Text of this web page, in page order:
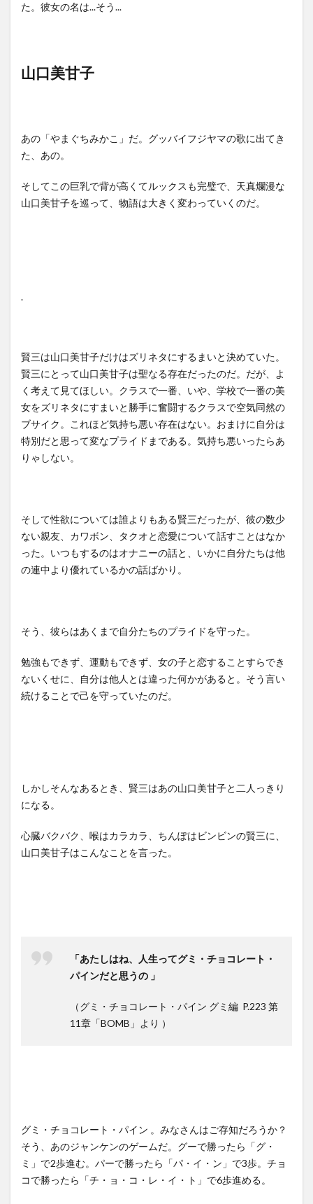
た。彼女の名は...そう...
山口美甘子
あの「やまぐちみかこ」だ。グッバイフジヤマの歌に出てき
た、あの。
そしてこの巨乳で背が高くてルックスも完璧で、天真爛漫な
山口美甘子を巡って、物語は大きく変わっていくのだ。
賢三は山口美甘子だけはズリネタにするまいと決めていた。
賢三にとって山口美甘子は聖なる存在だったのだ。だが、よ
く考えて見てほしい。クラスで一番、いや、学校で一番の美
女をズリネタにすまいと勝手に奮闘するクラスで空気同然の
ブサイク。これほど気持ち悪い存在はない。おまけに自分は
特別だと思って変なプライドまである。気持ち悪いったらあ
りゃしない。
そして性欲については誰よりもある賢三だったが、彼の数少
ない親友、カワボン、タクオと恋愛について話すことはなか
った。いつもするのはオナニーの話と、いかに自分たちは他
の連中より優れているかの話ばかり。
そう、彼らはあくまで自分たちのプライドを守った。
勉強もできず、運動もできず、女の子と恋することすらでき
ないくせに、自分は他人とは違った何かがあると。そう言い
続けることで己を守っていたのだ。
しかしそんなあるとき、賢三はあの山口美甘子と二人っきり
になる。
心臓バクバク、喉はカラカラ、ちんぽはビンビンの賢三に、
山口美甘子はこんなことを言った。
「あたしはね、人生ってグミ・チョコレート・
パインだと思うの 」
（グミ・チョコレート・パイン グミ編 P.223 第
11章「BOMB」より ）
グミ・チョコレート・パイン 。みなさんはご存知だろうか？
そう、あのジャンケンのゲームだ。グーで勝ったら「グ・
ミ」で2歩進む。パーで勝ったら「パ・イ・ン」で3歩。チョ
コで勝ったら「チ・ョ・コ・レ・イ・ト」で6歩進める。